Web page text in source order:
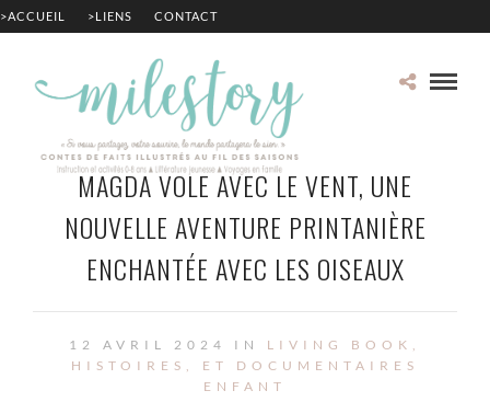
>ACCUEIL >LIENS CONTACT
MAGDA VOLE AVEC LE VENT, UNE
NOUVELLE AVENTURE PRINTANIÈRE
ENCHANTÉE AVEC LES OISEAUX
12 AVRIL 2024 IN LIVING BOOK,
HISTOIRES, ET DOCUMENTAIRES
ENFANT